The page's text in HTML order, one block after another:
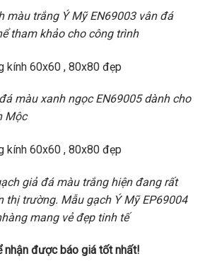
màu trắng Ý Mỹ EN69003 vân đá
tham khảo cho công trình
màu xanh ngọc EN69005 dành cho
Mộc
giả đá màu trắng hiện đang rất
thị trường. Mẫu gạch Ý Mỹ EP69004
mang vẻ đẹp tinh tế
nhận được báo giá tốt nhất!